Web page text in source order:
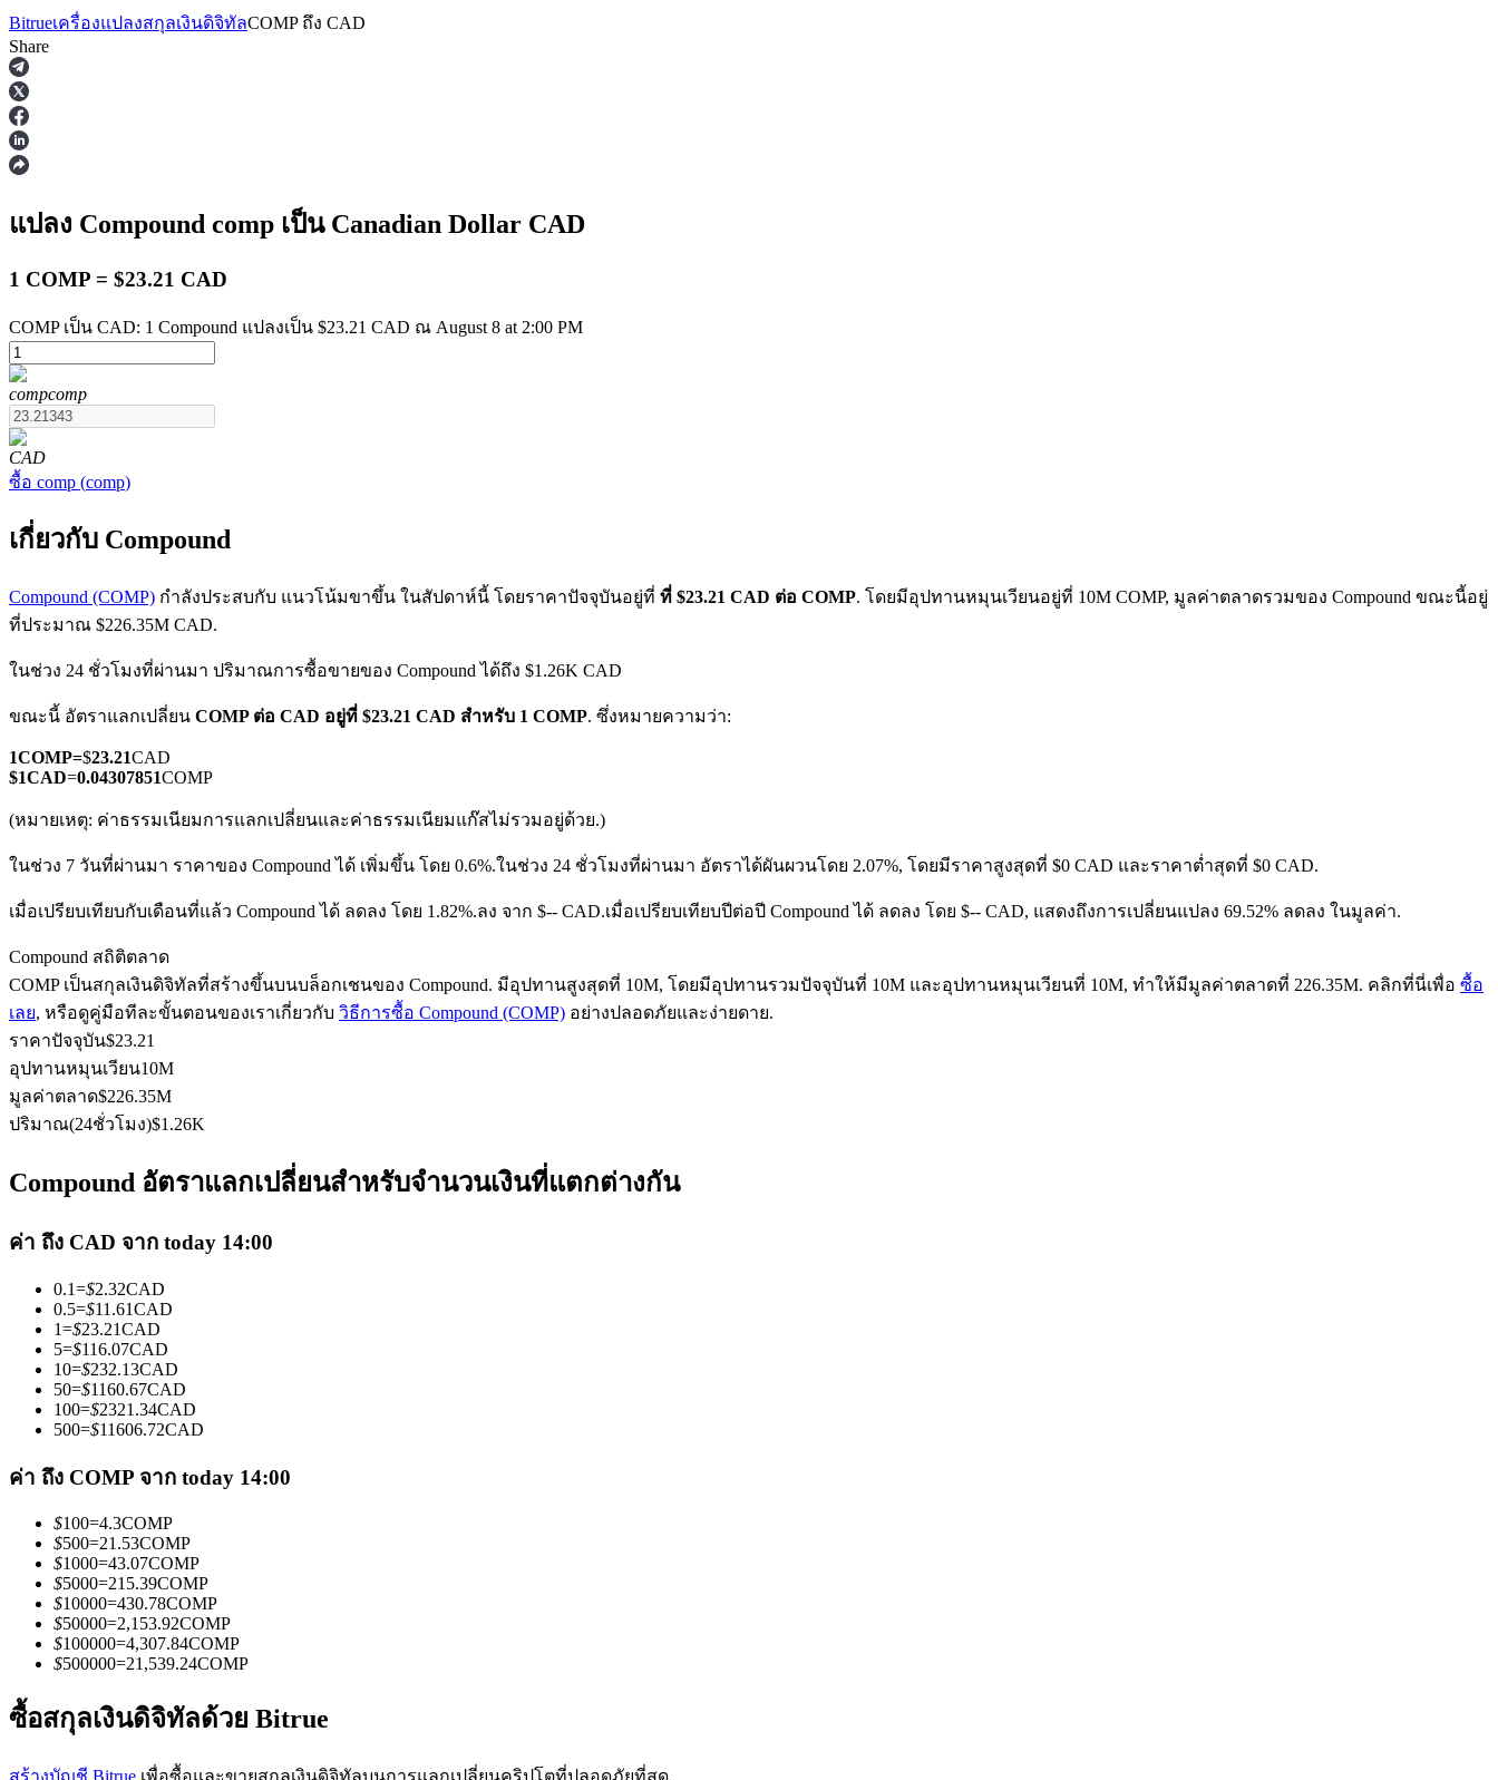
ฟิวเจอร์ส
ฟิวเจอร์ส USDT
ฟิวเจอร์ส COIN-M
ฟิวเจอร์สสกุลเงินดิจิทัล
TradFi
อนุพันธ์ของหุ้น ฟอเร็กซ์ โลหะมีค่า และสินค้าโภคภัณฑ์
ฟิวเจอร์ส USDC
ฟิวเจอร์สที่ใช้ USDC เป็นหลักประกัน
คัดลอกการซื้อขาย
เข้าร่วมกับเทรดเดอร์ชั้นนำ
เป็นเทรดเดอร์คัดลอก
Bitrueเครื่องแปลงสกุลเงินดิจิทัลCOMP ถึง CAD
Share
แปลง Compound comp เป็น Canadian Dollar CAD
1 COMP = $23.21 CAD
COMP เป็น CAD: 1 Compound แปลงเป็น $23.21 CAD ณ August 8 at 2:00 PM
compcomp
CAD
ซื้อ comp (comp)
เกี่ยวกับ Compound
Compound (COMP) กำลังประสบกับ แนวโน้มขาขึ้น ในสัปดาห์นี้ โดยราคาปัจจุบันอยู่ที่ ที่ $23.21 CAD ต่อ COMP. โดยมีอุปทานหมุนเวียนอยู่ที่ 10M COMP, มูลค่าตลาดรวมของ Compound ขณะนี้อยู่
ที่ประมาณ $226.35M CAD.
ในช่วง 24 ชั่วโมงที่ผ่านมา ปริมาณการซื้อขายของ Compound ได้ถึง $1.26K CAD
ขณะนี้ อัตราแลกเปลี่ยน COMP ต่อ CAD อยู่ที่ $23.21 CAD สำหรับ 1 COMP. ซึ่งหมายความว่า:
1COMP=$23.21CAD
$1CAD=0.04307851COMP
(หมายเหตุ: ค่าธรรมเนียมการแลกเปลี่ยนและค่าธรรมเนียมแก๊สไม่รวมอยู่ด้วย.)
ในช่วง 7 วันที่ผ่านมา ราคาของ Compound ได้ เพิ่มขึ้น โดย 0.6%.ในช่วง 24 ชั่วโมงที่ผ่านมา อัตราได้ผันผวนโดย 2.07%, โดยมีราคาสูงสุดที่ $0 CAD และราคาต่ำสุดที่ $0 CAD.
เมื่อเปรียบเทียบกับเดือนที่แล้ว Compound ได้ ลดลง โดย 1.82%.ลง จาก $-- CAD.เมื่อเปรียบเทียบปีต่อปี Compound ได้ ลดลง โดย $-- CAD, แสดงถึงการเปลี่ยนแปลง 69.52% ลดลง ในมูลค่า.
Compound สถิติตลาด
COMP เป็นสกุลเงินดิจิทัลที่สร้างขึ้นบนบล็อกเชนของ Compound. มีอุปทานสูงสุดที่ 10M, โดยมีอุปทานรวมปัจจุบันที่ 10M และอุปทานหมุนเวียนที่ 10M, ทำให้มีมูลค่าตลาดที่ 226.35M. คลิกที่นี่เพื่อ ซื้อ
เลย, หรือดูคู่มือทีละขั้นตอนของเราเกี่ยวกับ วิธีการซื้อ Compound (COMP) อย่างปลอดภัยและง่ายดาย.
ราคาปัจจุบัน$23.21
อุปทานหมุนเวียน10M
มูลค่าตลาด$226.35M
ปริมาณ(24ชั่วโมง)$1.26K
Compound อัตราแลกเปลี่ยนสำหรับจำนวนเงินที่แตกต่างกัน
ค่า ถึง CAD จาก today 14:00
0.1=$2.32CAD
0.5=$11.61CAD
1=$23.21CAD
5=$116.07CAD
10=$232.13CAD
50=$1160.67CAD
100=$2321.34CAD
500=$11606.72CAD
ค่า ถึง COMP จาก today 14:00
$100=4.3COMP
$500=21.53COMP
$1000=43.07COMP
$5000=215.39COMP
$10000=430.78COMP
$50000=2,153.92COMP
$100000=4,307.84COMP
$500000=21,539.24COMP
ซื้อสกุลเงินดิจิทัลด้วย Bitrue